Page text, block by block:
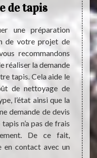
de tapis
une préparation
de votre projet de
recommandons
réaliser la demande
tapis. Cela aide le
de nettoyage de
l’état ainsi que la
demande de devis
n’a pas de frais
De ce fait,
en contact avec un
type
très
de
faire
Si